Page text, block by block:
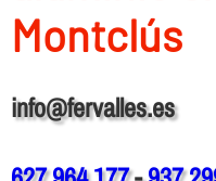
Montclús
info@fervalles.es